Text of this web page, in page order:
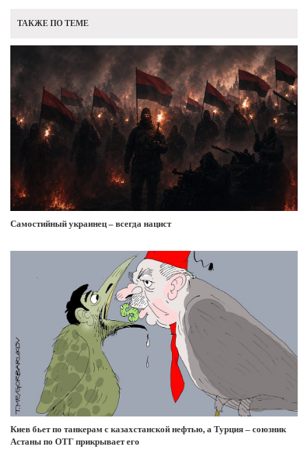
ТАКЖЕ ПО ТЕМЕ
Самостийный украинец – всегда нацист
Киев бьет по танкерам с казахстанской нефтью, а Турция – союзник
Астаны по ОТГ прикрывает его